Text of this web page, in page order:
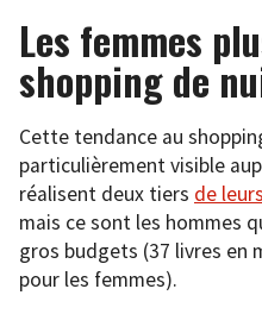
Les femmes
shopping de
Cette tendance au
particulièrement visible
réalisent deux tiers de
mais ce sont les hommes
gros budgets (37 livres en
pour les femmes).